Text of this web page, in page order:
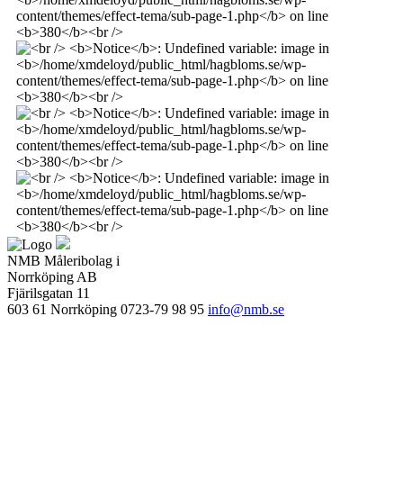
NMB Måleribolag i
Norrköping AB
Fjärilsgatan 11
603 61 Norrköping 0723-79 98 95 info@nmb.se